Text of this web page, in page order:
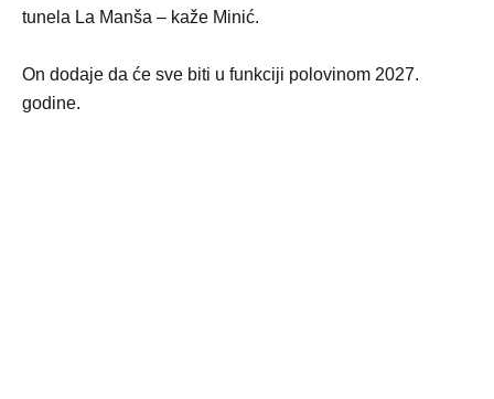
tunela La Manša – kaže Minić.
On dodaje da će sve biti u funkciji polovinom 2027.
godine.